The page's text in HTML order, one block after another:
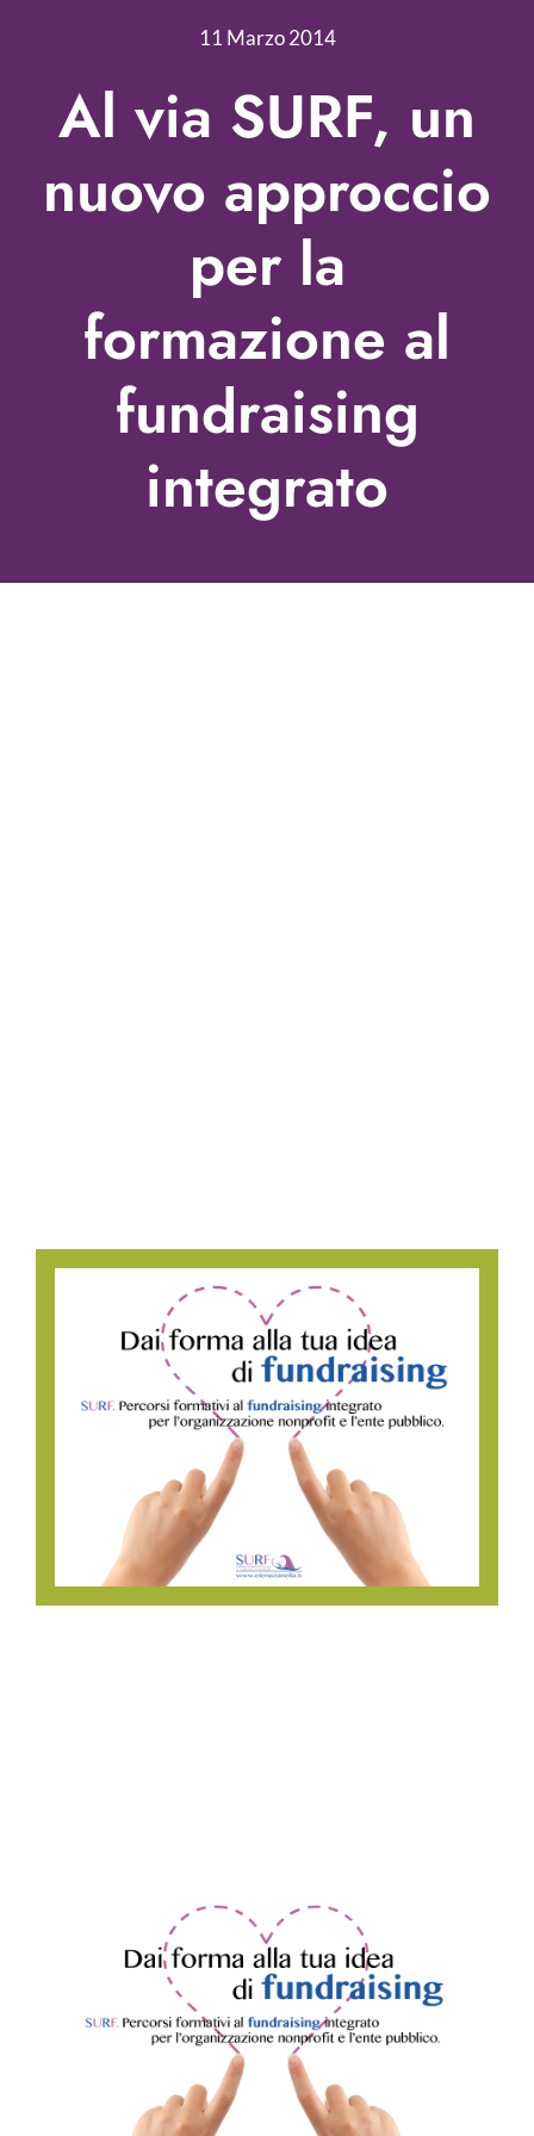
Nonprofit Blog
Libri
Multimedia
Come contattarci
11 Marzo 2014
Al via SURF, un
nuovo approccio
per la
formazione al
fundraising
integrato